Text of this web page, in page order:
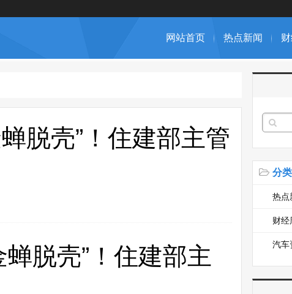
网站首页 热点新闻
脱壳”！住建部主管
脱壳”！住建部主
分
热点
财经
汽车